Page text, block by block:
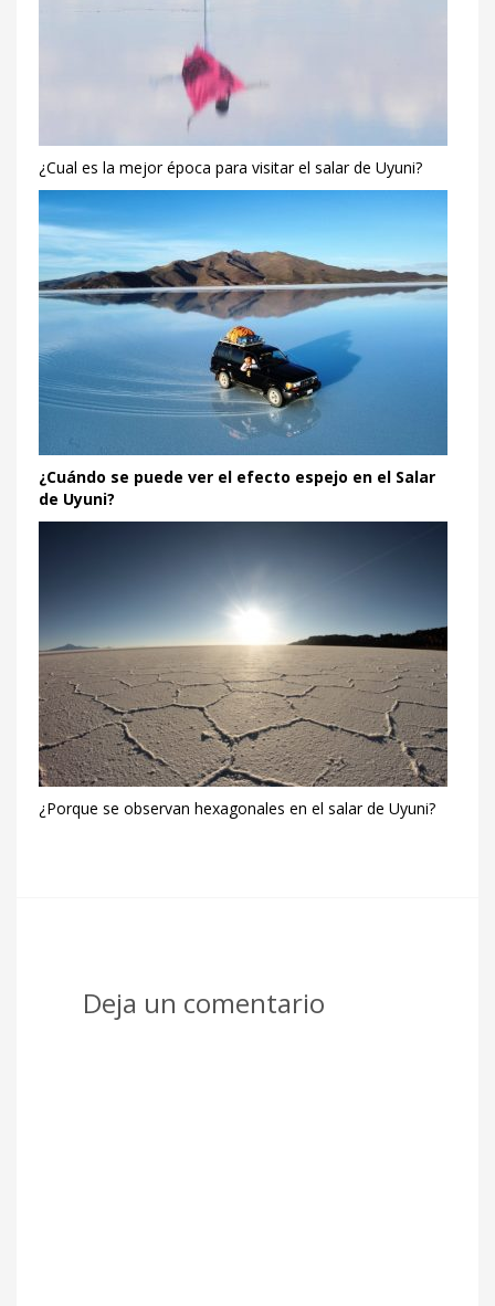
¿Cual es la mejor época para visitar el salar de Uyuni?
¿Cuándo se puede ver el efecto espejo en el Salar
de Uyuni?
¿Porque se observan hexagonales en el salar de Uyuni?
Deja un comentario